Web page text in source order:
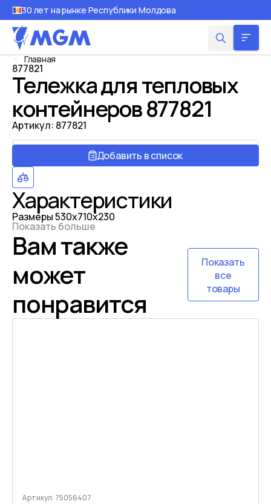
30 лет на рынке Республики Молдова
Главная
877821
Тележка для тепловых
контейнеров 877821
Артикул: 877821
Добавить в список
Характеристики
Размеры530х710х230
Показать больше
Вам также
может
понравится
Показать
все
товары
Артикул: 75056407